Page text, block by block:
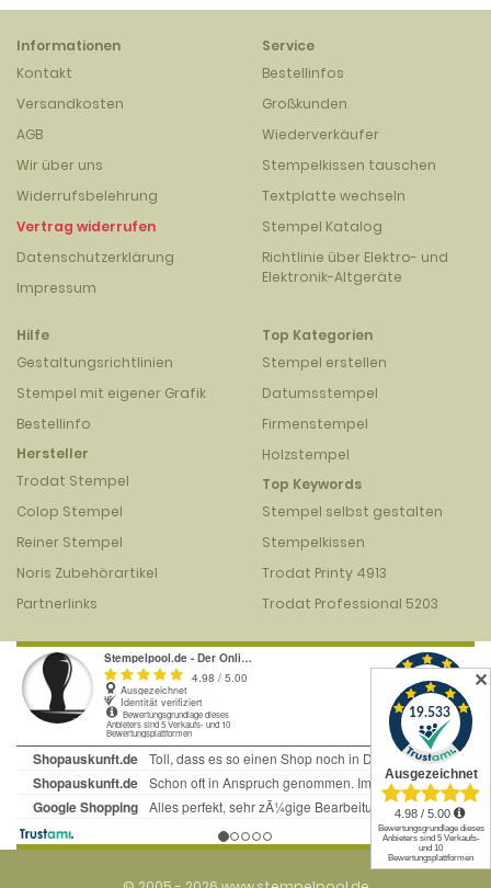
Informationen
Kontakt
Versandkosten
AGB
Wir über uns
Widerrufsbelehrung
Vertrag widerrufen
Datenschutzerklärung
Impressum
Service
Bestellinfos
Großkunden
Wiederverkäufer
Stempelkissen tauschen
Textplatte wechseln
Stempel Katalog
Richtlinie über Elektro- und
Elektronik-Altgeräte
Hilfe
Gestaltungsrichtlinien
Stempel mit eigener Grafik
Bestellinfo
Hersteller
Trodat Stempel
Colop Stempel
Reiner Stempel
Noris Zubehörartikel
Partnerlinks
Top Kategorien
Stempel erstellen
Datumsstempel
Firmenstempel
Holzstempel
Top Keywords
Stempel selbst gestalten
Stempelkissen
Trodat Printy 4913
Trodat Professional 5203
✕